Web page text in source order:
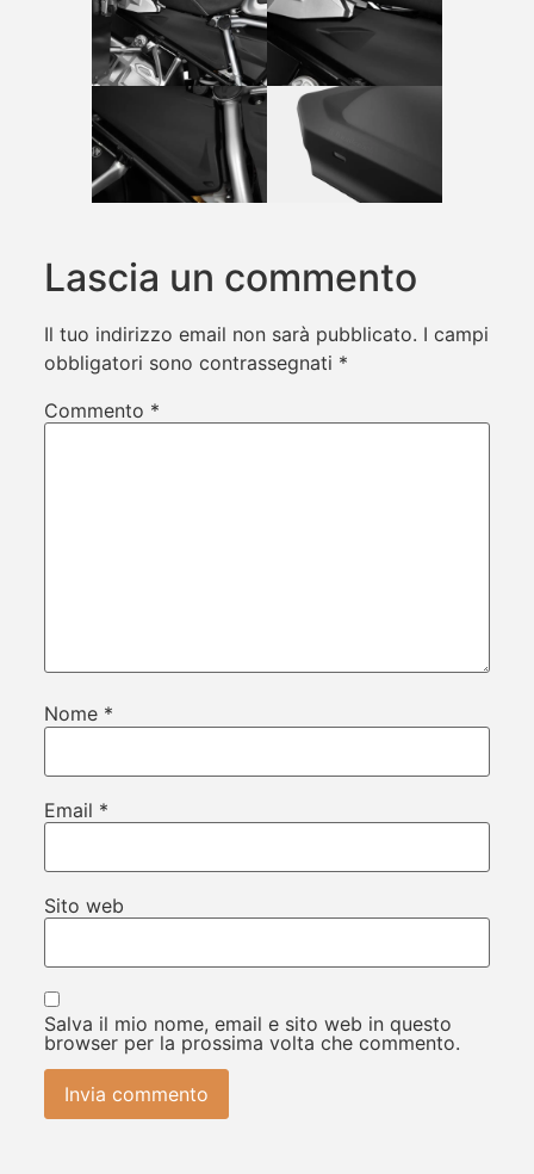
Lascia un commento
Il tuo indirizzo email non sarà pubblicato. I campi
obbligatori sono contrassegnati *
Commento *
Nome *
Email *
Sito web
Salva il mio nome, email e sito web in questo
browser per la prossima volta che commento.